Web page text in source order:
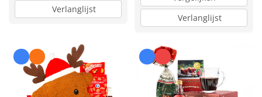
Verlanglijst
Verlanglijst